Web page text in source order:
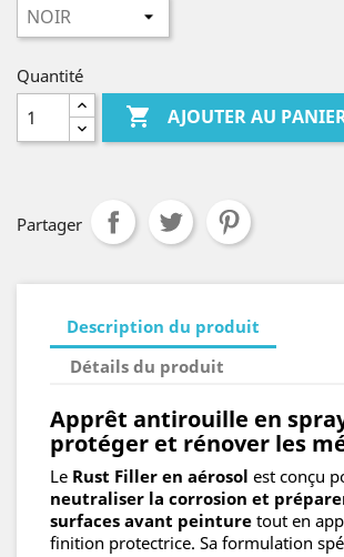
Quantité
 AJOUTER AU
Partager
Description du produit
Détails du produit
Apprêt antirouille en
protéger et rénover les
Le Rust Filler en aérosol est conçu
neutraliser la corrosion et
surfaces avant peinture tout en
finition protectrice. Sa formulation